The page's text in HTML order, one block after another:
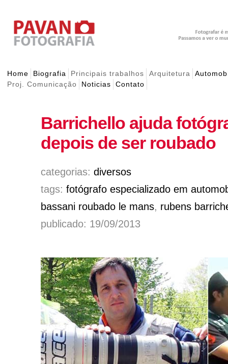
Home Biografia Principais trabalhos Arquitetura
Proj. Comunicação
Noticias Contato
Barrichello ajuda
depois de ser roubado
categorias: diversos
tags: fotógrafo especializado em
bassani roubado le mans, rubens
publicado: 19/09/2013